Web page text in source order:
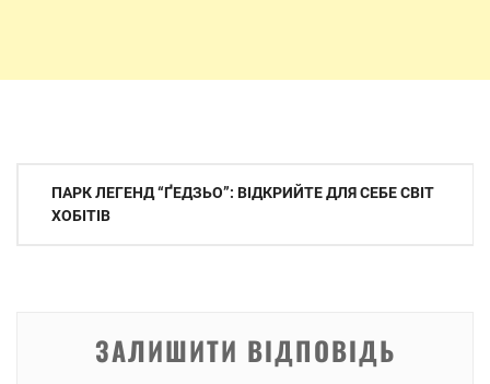
Навігація
записів
ПАРК ЛЕГЕНД “ҐЕДЗЬО”: ВІДКРИЙТЕ ДЛЯ СЕБЕ СВІТ
ХОБІТІВ
ЗАЛИШИТИ ВІДПОВІДЬ